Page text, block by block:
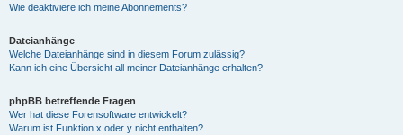
Wie deaktiviere ich meine Abonnements?
Dateianhänge
Welche Dateianhänge sind in diesem Forum zulässig?
Kann ich eine Übersicht all meiner Dateianhänge erhalten?
phpBB betreffende Fragen
Wer hat diese Forensoftware entwickelt?
Warum ist Funktion x oder y nicht enthalten?